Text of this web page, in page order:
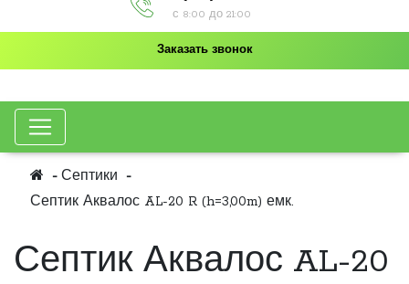
с 8:00 до 21:00
Заказать звонок
Септики
Септик Аквалос AL-20 R (h=3,00m) емк.
Септик Аквалос AL-20